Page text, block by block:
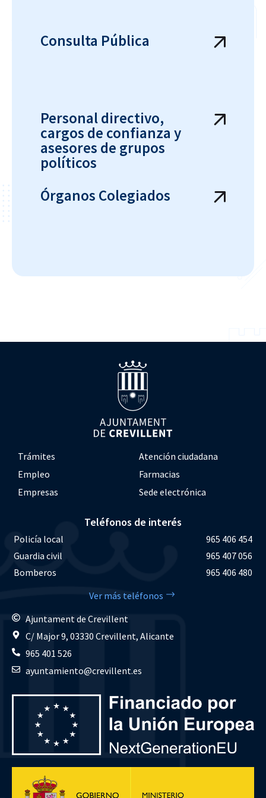
Consulta Pública
Personal directivo,
cargos de confianza y
asesores de grupos
políticos
Órganos Colegiados
Trámites
Atención ciudadana
Empleo
Farmacias
Empresas
Sede electrónica
Teléfonos de interés
Policía local
965 406 454
Guardia civil
965 407 056
Bomberos
965 406 480
Ver más teléfonos
Ajuntament de Crevillent
C/ Major 9, 03330 Crevillent, Alicante
965 401 526
ayuntamiento@crevillent.es